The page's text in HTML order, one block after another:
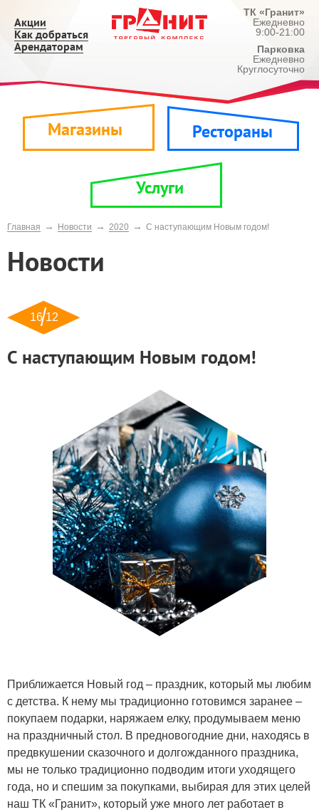
Акции
Как добраться
Арендаторам
ТК «Гранит»
Ежедневно
9:00-21:00
Парковка
Ежедневно
Круглосуточно
Магазины Рестораны
Услуги
Главная → Новости → 2020 → С наступающим Новым годом!
Новости
16 12
С наступающим Новым годом!
Приближается Новый год – праздник, который мы любим
с детства. К нему мы традиционно готовимся заранее –
покупаем подарки, наряжаем елку, продумываем меню
на праздничный стол. В предновогодние дни, находясь в
предвкушении сказочного и долгожданного праздника,
мы не только традиционно подводим итоги уходящего
года, но и спешим за покупками, выбирая для этих целей
наш ТК «Гранит», который уже много лет работает в